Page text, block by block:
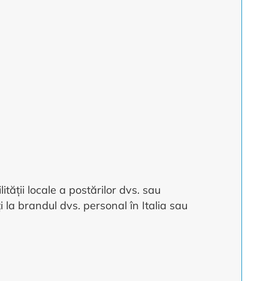
locale a postărilor dvs. sau
brandul dvs. personal în Italia sau